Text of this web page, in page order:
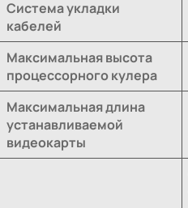
Система укладки
кабелей
Максимальная высота
процессорного кулера
Максимальная длина
устанавливаемой
видеокарты